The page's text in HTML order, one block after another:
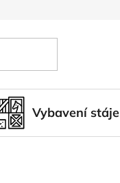
Vybavení stáje